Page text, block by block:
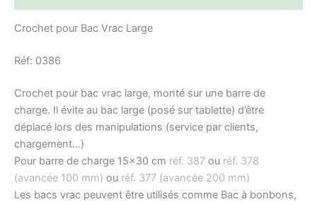
Crochet pour Bac Vrac Large
Réf: 0386
Crochet pour bac vrac large, monté sur une barre de
charge. Il évite au bac large (posé sur tablette) d’être
déplacé lors des manipulations (service par clients,
chargement…)
Pour barre de charge 15×30 cm réf. 387 ou réf. 378
(avancée 100 mm) ou réf. 377 (avancée 200 mm)
Les bacs vrac peuvent être utilisés comme Bac à bonbons,